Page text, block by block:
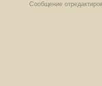
Сообщение